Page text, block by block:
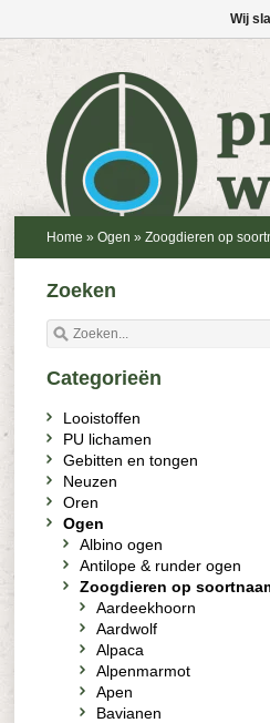
Home » Ogen » Zoogdieren op
Zoeken
Categorieën
Looistoffen
PU lichamen
Gebitten en tongen
Neuzen
Oren
Ogen
Albino ogen
Antilope & runder ogen
Zoogdieren op
Aardeekhoorn
Aardwolf
Alpaca
Alpenmarmot
Apen
Bavianen
Wij